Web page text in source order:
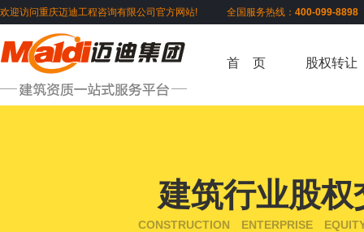
欢迎访问重庆迈迪工程咨询有限公司官方网站! 全国服务热线： 400-099-
首 页 股权转让
建筑行业股权
CONSTRUCTION ENTERPRISE